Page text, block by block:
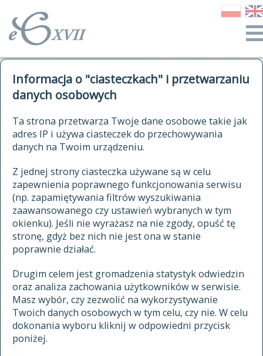
Informacja o "ciasteczkach" i przetwarzaniu
danych osobowych
Ta strona przetwarza Twoje dane osobowe takie jak
adres IP i używa ciasteczek do przechowywania
danych na Twoim urządzeniu.
Z jednej strony ciasteczka używane są w celu
zapewnienia poprawnego funkcjonowania serwisu
(np. zapamiętywania filtrów wyszukiwania
zaawansowanego czy ustawień wybranych w tym
okienku). Jeśli nie wyrażasz na nie zgody, opuść tę
stronę, gdyż bez nich nie jest ona w stanie
poprawnie działać.
Drugim celem jest gromadzenia statystyk odwiedzin
oraz analiza zachowania użytkowników w serwisie.
Masz wybór, czy zezwolić na wykorzystywanie
Twoich danych osobowych w tym celu, czy nie. W celu
dokonania wyboru kliknij w odpowiedni przycisk
poniżej.
autorzy Słownika
historia
publikacje
źródła
autorzy tekstów źródłowych
zasady opracowania
statystyki
najnowsze hasła
ostatnio zmodyfikowane hasła
materiały archiwalne
cytowanie
kontakt
kwerendy
jak cytować Słownik
ELEKTRONICZNY SŁOWNIK
JĘZYKA POLSKIEGO
XVII I XVIII WIEKU
znajdź hasła
zaczynające się od